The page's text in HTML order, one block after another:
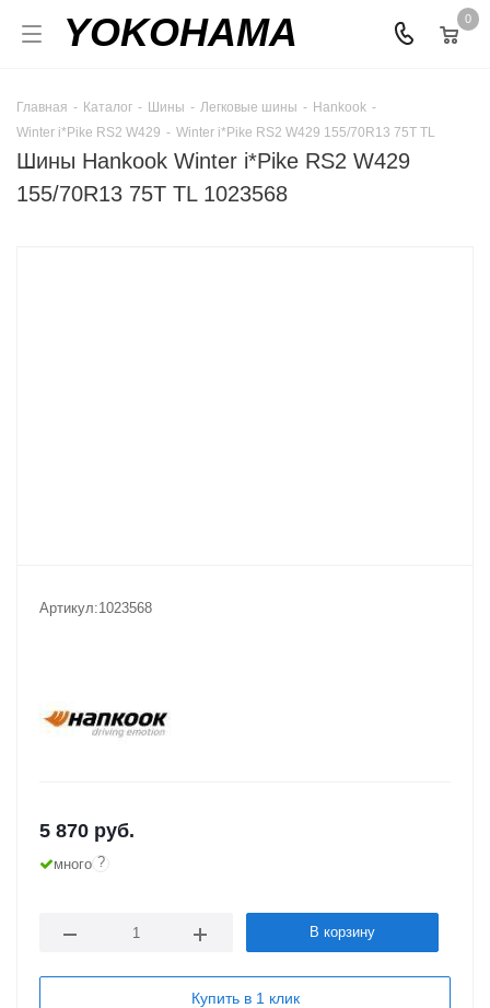
YOKOHAMA 0
Главная - Каталог - Шины - Легковые шины - Hankook -
Winter i*Pike RS2 W429 - Winter i*Pike RS2 W429 155/70R13 75T TL
Шины Hankook Winter i*Pike RS2 W429
155/70R13 75T TL 1023568
Артикул:1023568
5 870 руб.
много ?
В корзину
Купить в 1 клик